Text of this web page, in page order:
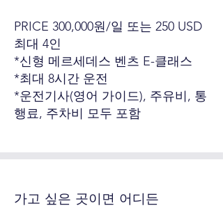
PRICE 300,000원/일 또는 250 USD
최대 4인
*신형 메르세데스 벤츠 E-클래스
*최대 8시간 운전
*운전기사(영어 가이드), 주유비, 통
행료, 주차비 모두 포함
가고 싶은 곳이면 어디든